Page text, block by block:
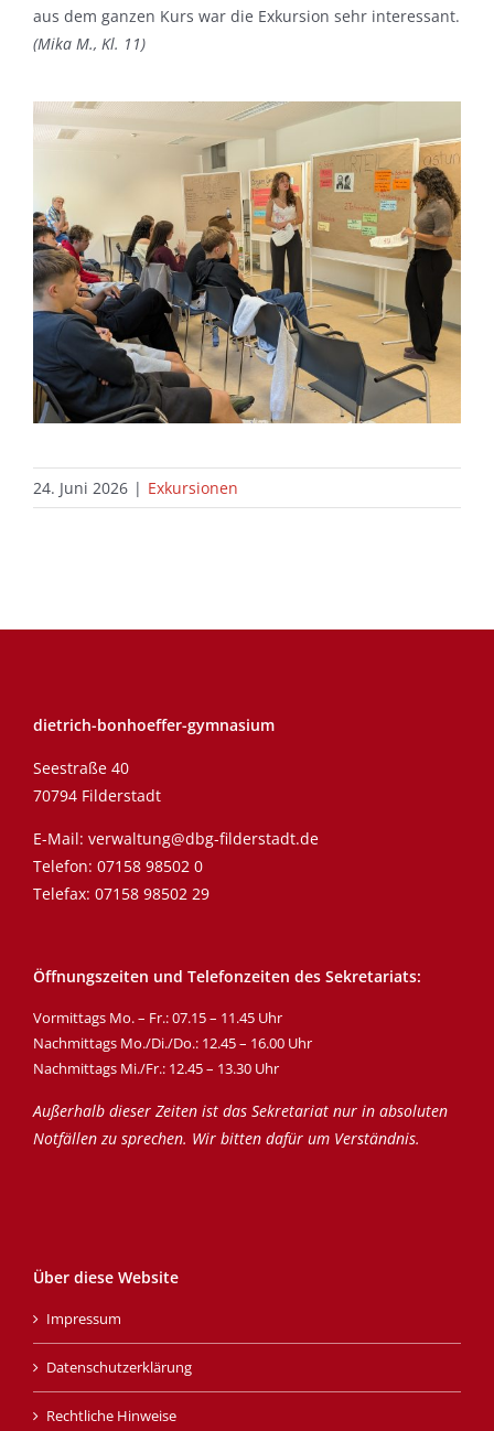
aus dem ganzen Kurs war die Exkursion sehr interessant.
(Mika M., Kl. 11)
24. Juni 2026 | Exkursionen
dietrich-bonhoeffer-gymnasium
Seestraße 40
70794 Filderstadt
E-Mail: verwaltung@dbg-filderstadt.de
Telefon: 07158 98502 0
Telefax: 07158 98502 29
Öffnungszeiten und Telefonzeiten des Sekretariats:
Vormittags Mo. – Fr.: 07.15 – 11.45 Uhr
Nachmittags Mo./Di./Do.: 12.45 – 16.00 Uhr
Nachmittags Mi./Fr.: 12.45 – 13.30 Uhr
Außerhalb dieser Zeiten ist das Sekretariat nur in absoluten
Notfällen zu sprechen. Wir bitten dafür um Verständnis.
Über diese Website
Impressum
Datenschutzerklärung
Rechtliche Hinweise